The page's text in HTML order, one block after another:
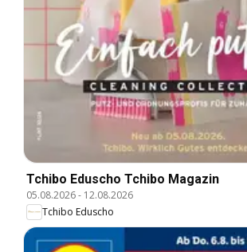
Tchibo Eduscho Tchibo Magazin
05.08.2026- 12.08.2026
Tchibo Eduscho